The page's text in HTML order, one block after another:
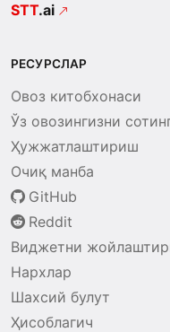
STT.ai
РЕСУРСЛАР
Овоз китобхонаси
Ўз овозингизни
Ҳужжатлаштириш
Очиқ манба
GitHub
Reddit
Виджетни
Нархлар
Шахсий булут
Ҳисоблагич